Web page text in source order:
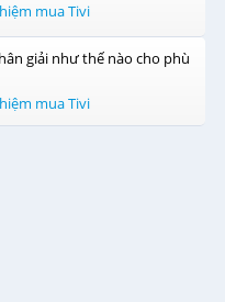
mua Tivi
giải như thế nào cho phù
mua Tivi